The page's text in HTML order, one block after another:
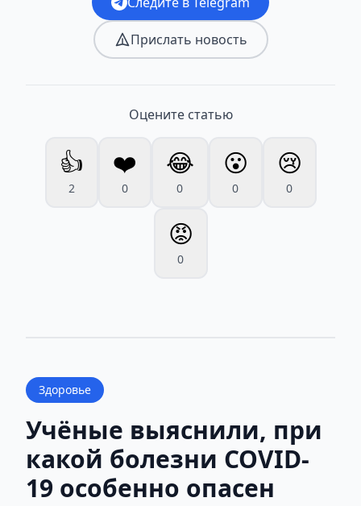
Прислать новость
Оцените статью
👍
2
❤️
0
😂
0
😮
0
😢
0
😡
0
Здоровье
Учёные выяснили, при
какой болезни COVID-
19 особенно опасен